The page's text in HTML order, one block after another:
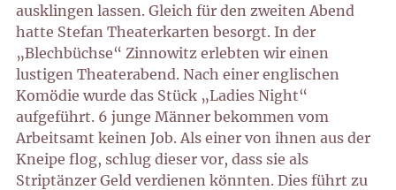
ausklingen lassen. Gleich für den zweiten Abend
hatte Stefan Theaterkarten besorgt. In der
„Blechbüchse“ Zinnowitz erlebten wir einen
lustigen Theaterabend. Nach einer englischen
Komödie wurde das Stück „Ladies Night“
aufgeführt. 6 junge Männer bekommen vom
Arbeitsamt keinen Job. Als einer von ihnen aus der
Kneipe flog, schlug dieser vor, dass sie als
Striptänzer Geld verdienen könnten. Dies führt zu